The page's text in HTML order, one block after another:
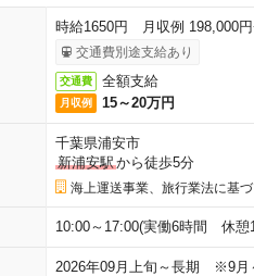
時給1650円 月収例 198,000
交通費別途支給あり
交通費 全額支給
月収例 15～20万円
千葉県浦安市
新浦安駅から徒歩5分
海上運送事業、旅行業法に基
10:00～17:00(実働6時間 休憩
2026年09月上旬～長期 ※9月